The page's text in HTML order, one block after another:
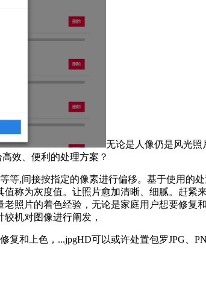
无论是人像仍是风光
效、便利的处理方案？
,间接按指定的像素进行偏移。基于使用的
称为灰度值。让照片愈加清晰、细腻。赶
照片的着色经验，无论是家庭用户想要修
机对图像进行阐发，
上色，...jpgHD可以或许处置包罗JPG、